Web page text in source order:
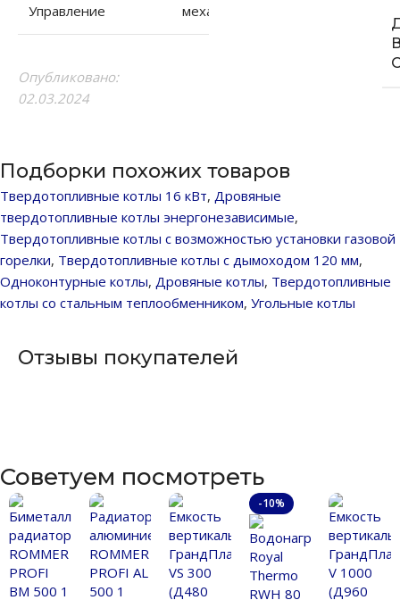
Управление механическое
Опубликовано:
02.03.2024
Подборки похожих товаров
Твердотопливные котлы 16 кВт, Дровяные
твердотопливные котлы энергонезависимые,
Твердотопливные котлы с возможностью установки газовой
горелки, Твердотопливные котлы с дымоходом 120 мм,
Одноконтурные котлы, Дровяные котлы, Твердотопливные
котлы со стальным теплообменником, Угольные котлы
Отзывы покупателей
Советуем посмотреть
-10%